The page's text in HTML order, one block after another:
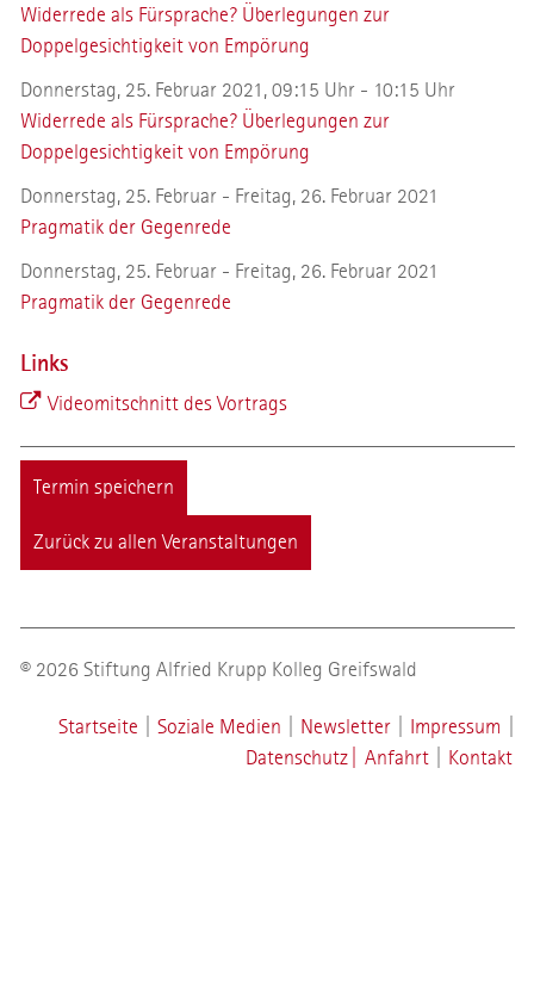
Widerrede als Fürsprache? Überlegungen zur
Doppelgesichtigkeit von Empörung
Donnerstag, 25. Februar 2021, 09:15 Uhr - 10:15 Uhr
Widerrede als Fürsprache? Überlegungen zur
Doppelgesichtigkeit von Empörung
Donnerstag, 25. Februar - Freitag, 26. Februar 2021
Pragmatik der Gegenrede
Donnerstag, 25. Februar - Freitag, 26. Februar 2021
Pragmatik der Gegenrede
Links
Videomitschnitt des Vortrags
Termin speichern
Zurück zu allen Veranstaltungen
© 2026 Stiftung Alfried Krupp Kolleg Greifswald
Startseite Soziale Medien Newsletter Impressum
Datenschutz
Anfahrt Kontakt